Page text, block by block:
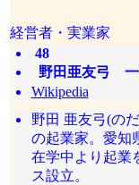
経営者・実業家
48
野田亜友弓
Wikipedia
野田 亜友弓(の
の起業家。愛知
在学中より起業
ス設立。